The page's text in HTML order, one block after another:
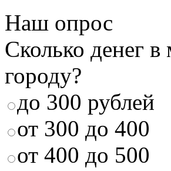
Наш опрос
Сколько денег
городу?
до 300 рублей
от 300 до 400
от 400 до 500